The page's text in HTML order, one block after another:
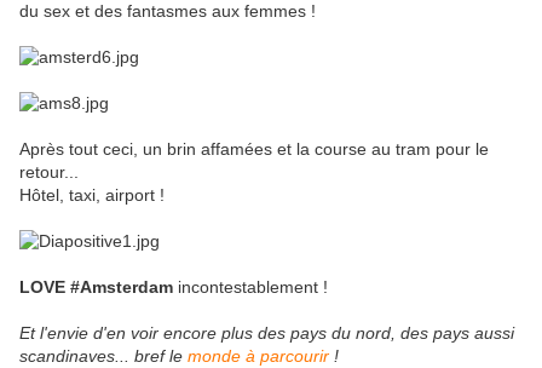
du sex et des fantasmes aux femmes !
Après tout ceci, un brin affamées et la course au tram pour le
retour...
Hôtel, taxi, airport !
LOVE #Amsterdam incontestablement !
Et l'envie d'en voir encore plus des pays du nord, des pays aussi
scandinaves... bref le monde à parcourir !